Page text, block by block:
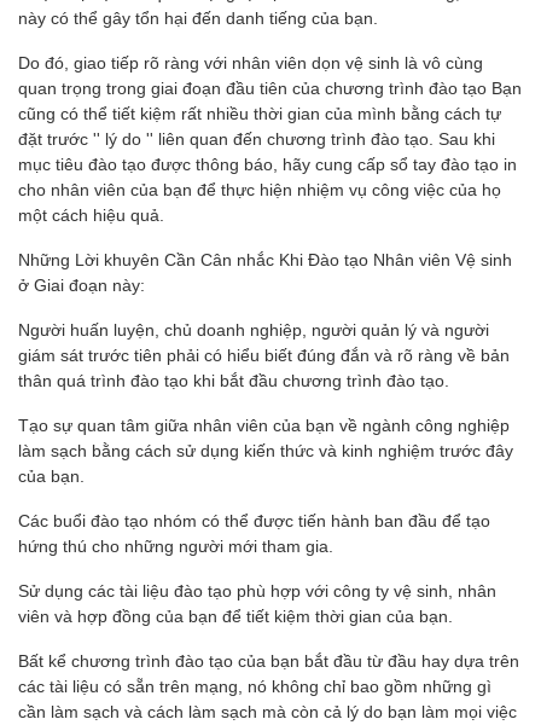
này có thể gây tổn hại đến danh tiếng của bạn.
Do đó, giao tiếp rõ ràng với nhân viên dọn vệ sinh là vô cùng
quan trọng trong giai đoạn đầu tiên của chương trình đào tạo Bạn
cũng có thể tiết kiệm rất nhiều thời gian của mình bằng cách tự
đặt trước '' lý do '' liên quan đến chương trình đào tạo. Sau khi
mục tiêu đào tạo được thông báo, hãy cung cấp sổ tay đào tạo in
cho nhân viên của bạn để thực hiện nhiệm vụ công việc của họ
một cách hiệu quả.
Những Lời khuyên Cần Cân nhắc Khi Đào tạo Nhân viên Vệ sinh
ở Giai đoạn này:
Người huấn luyện, chủ doanh nghiệp, người quản lý và người
giám sát trước tiên phải có hiểu biết đúng đắn và rõ ràng về bản
thân quá trình đào tạo khi bắt đầu chương trình đào tạo.
Tạo sự quan tâm giữa nhân viên của bạn về ngành công nghiệp
làm sạch bằng cách sử dụng kiến ​​thức và kinh nghiệm trước đây
của bạn.
Các buổi đào tạo nhóm có thể được tiến hành ban đầu để tạo
hứng thú cho những người mới tham gia.
Sử dụng các tài liệu đào tạo phù hợp với công ty vệ sinh, nhân
viên và hợp đồng của bạn để tiết kiệm thời gian của bạn.
Bất kể chương trình đào tạo của bạn bắt đầu từ đầu hay dựa trên
các tài liệu có sẵn trên mạng, nó không chỉ bao gồm những gì
cần làm sạch và cách làm sạch mà còn cả lý do bạn làm mọi việc